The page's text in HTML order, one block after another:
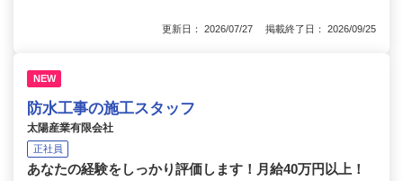
更新日： 2026/07/27 掲載終了日： 2026/09/25
NEW
防水工事の施工スタッフ
太陽産業有限会社
正社員
あなたの経験をしっかり評価します！月給40万円以上！